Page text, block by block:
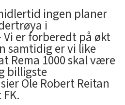
ingen planer
i
er forberedt på økt
samtidig er vi like
Rema 1000 skal være
billigste
Ole Robert Reitan